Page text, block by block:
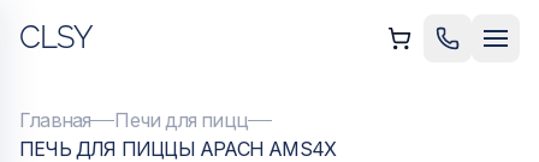
CLSY Позвонить
меню
Главная
Печи для пицц
ПЕЧЬ ДЛЯ ПИЦЦЫ APACH AMS4X